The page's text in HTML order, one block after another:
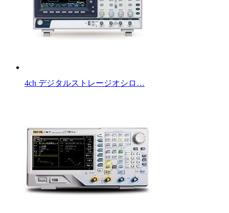
4ch デジタルストレージオシロ…